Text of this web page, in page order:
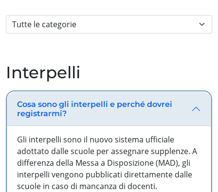
Interpelli
Cosa sono gli interpelli e perché dovrei
registrarmi?
Gli interpelli sono il nuovo sistema ufficiale
adottato dalle scuole per assegnare supplenze. A
differenza della Messa a Disposizione (MAD), gli
interpelli vengono pubblicati direttamente dalle
scuole in caso di mancanza di docenti.